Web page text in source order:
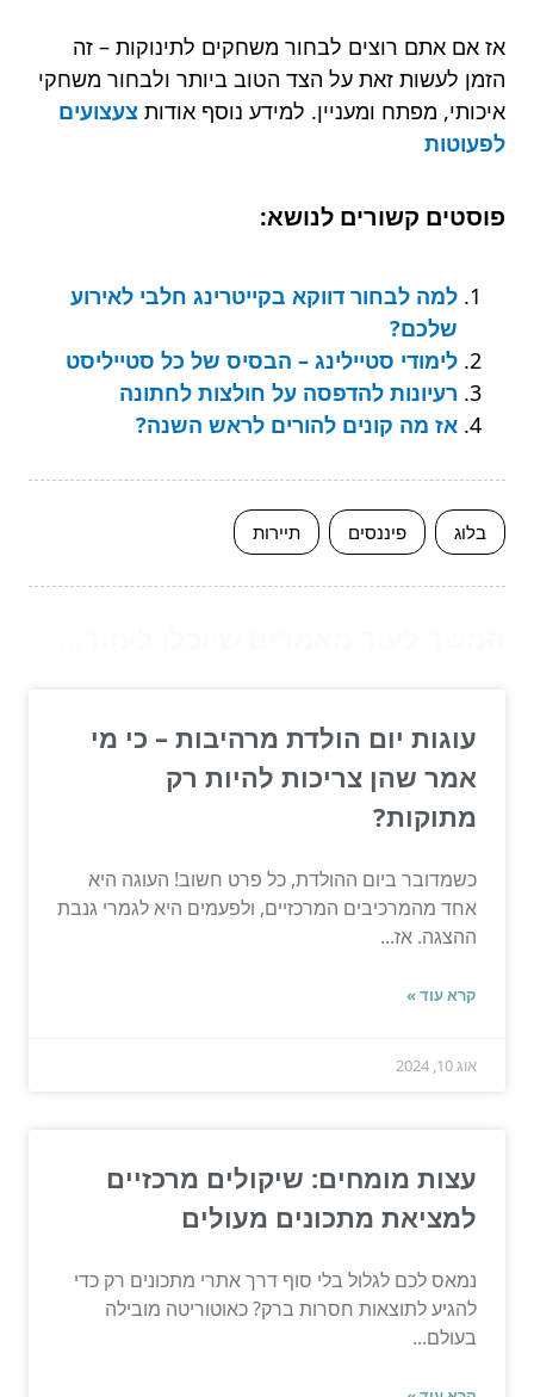
אז אם אתם רוצים לבחור משחקים לתינוקות – זה
הזמן לעשות זאת על הצד הטוב ביותר ולבחור משחקי
איכותי, מפתח ומעניין. למידע נוסף אודות צעצועים
לפעוטות
פוסטים קשורים לנושא:
למה לבחור דווקא בקייטרינג חלבי לאירוע
שלכם?
לימודי סטיילינג – הבסיס של כל סטייליסט
רעיונות להדפסה על חולצות לחתונה
אז מה קונים להורים לראש השנה?
בלוג פיננסים תיירות
עוגות יום הולדת מרהיבות – כי מי
אמר שהן צריכות להיות רק
מתוקות?
כשמדובר ביום ההולדת, כל פרט חשוב! העוגה היא
אחד מהמרכיבים המרכזיים, ולפעמים היא לגמרי גנבת
ההצגה. אז...
קרא עוד »
אוג 10, 2024
עצות מומחים: שיקולים מרכזיים
למציאת מתכונים מעולים
נמאס לכם לגלול בלי סוף דרך אתרי מתכונים רק כדי
להגיע לתוצאות חסרות ברק? כאוטוריטה מובילה
בעולם...